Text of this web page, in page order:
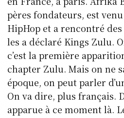
pères fondateurs, est
HipHop et a rencontré
les a déclaré Kings Zulu.
c’est la première
chapter Zulu. Mais on ne
époque, on peut parler
On va dire, plus français.
apparue à ce moment là.